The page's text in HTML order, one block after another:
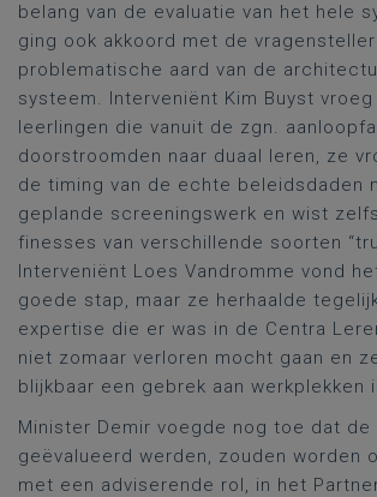
belang van de evaluatie van het hele
ging ook akkoord met de
problematische aard van de
systeem. Interveniënt Kim Buyst
leerlingen die vanuit de zgn.
doorstroomden naar duaal leren, ze
de timing van de echte beleidsdaden
geplande screeningswerk en wist
finesses van verschillende soorten
Interveniënt Loes Vandromme vond
goede stap, maar ze herhaalde
expertise die er was in de Centra
niet zomaar verloren mocht gaan en
blijkbaar een gebrek aan werkplekken
Minister Demir voegde nog toe dat de
geëvalueerd werden, zouden worden
met een adviserende rol, in het